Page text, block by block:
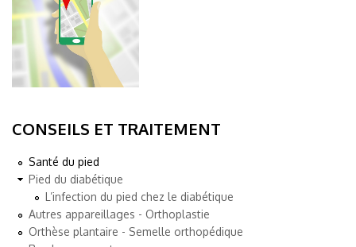
CONSEILS ET TRAITEMENT
Santé du pied
Pied du diabétique
L’infection du pied chez le diabétique
Autres appareillages - Orthoplastie
Orthèse plantaire - Semelle orthopédique